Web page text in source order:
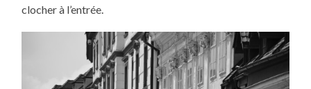
clocher à l’entrée.